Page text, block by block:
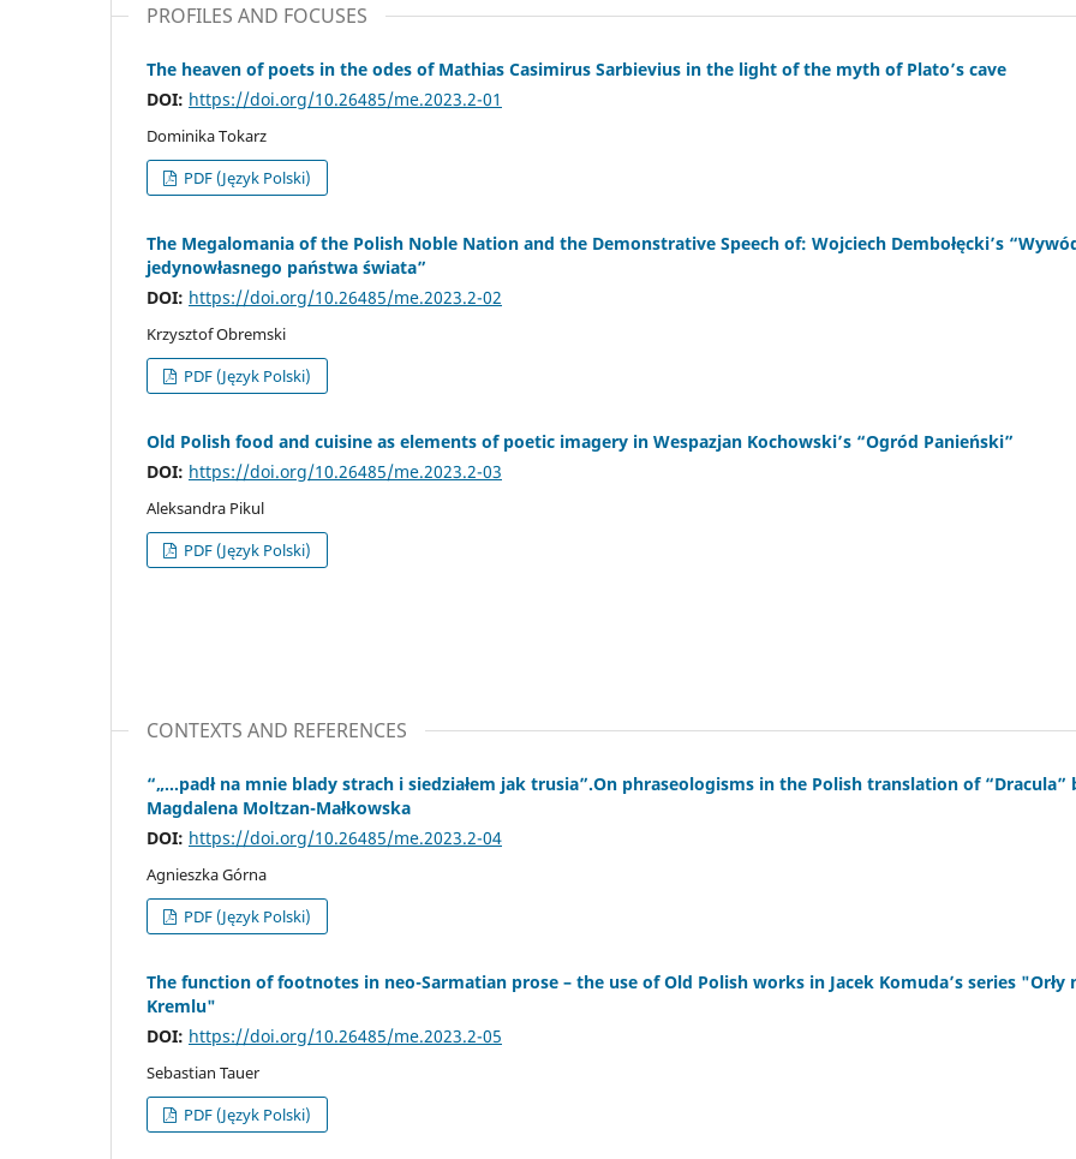
PROFILES AND FOCUSES
The heaven of poets in the odes of Mathias Casimirus Sarbievius in the light of the myth of Plato’s cave
DOI: https://doi.org/10.26485/me.2023.2-01
Dominika Tokarz
PDF (Język Polski)
The Megalomania of the Polish Noble Nation and the Demonstrative Speech of: Wojciech Dembołęcki’s
jedynowłasnego państwa świata”
DOI: https://doi.org/10.26485/me.2023.2-02
Krzysztof Obremski
PDF (Język Polski)
Old Polish food and cuisine as elements of poetic imagery in Wespazjan Kochowski’s “Ogród Panieński”
DOI: https://doi.org/10.26485/me.2023.2-03
Aleksandra Pikul
PDF (Język Polski)
CONTEXTS AND REFERENCES
“„…padł na mnie blady strach i siedziałem jak trusia”.On phraseologisms in the Polish translation of “Dracula”
Magdalena Moltzan-Małkowska
DOI: https://doi.org/10.26485/me.2023.2-04
Agnieszka Górna
PDF (Język Polski)
The function of footnotes in neo-Sarmatian prose – the use of Old Polish works in Jacek Komuda’s series "Orły
Kremlu"
DOI: https://doi.org/10.26485/me.2023.2-05
Sebastian Tauer
PDF (Język Polski)